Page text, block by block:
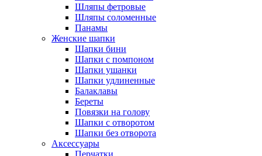
Шляпы фетровые
Шляпы соломенные
Панамы
Женские шапки
Шапки бини
Шапки с помпоном
Шапки ушанки
Шапки удлиненные
Балаклавы
Береты
Повязки на голову
Шапки с отворотом
Шапки без отворота
Аксессуары
Перчатки